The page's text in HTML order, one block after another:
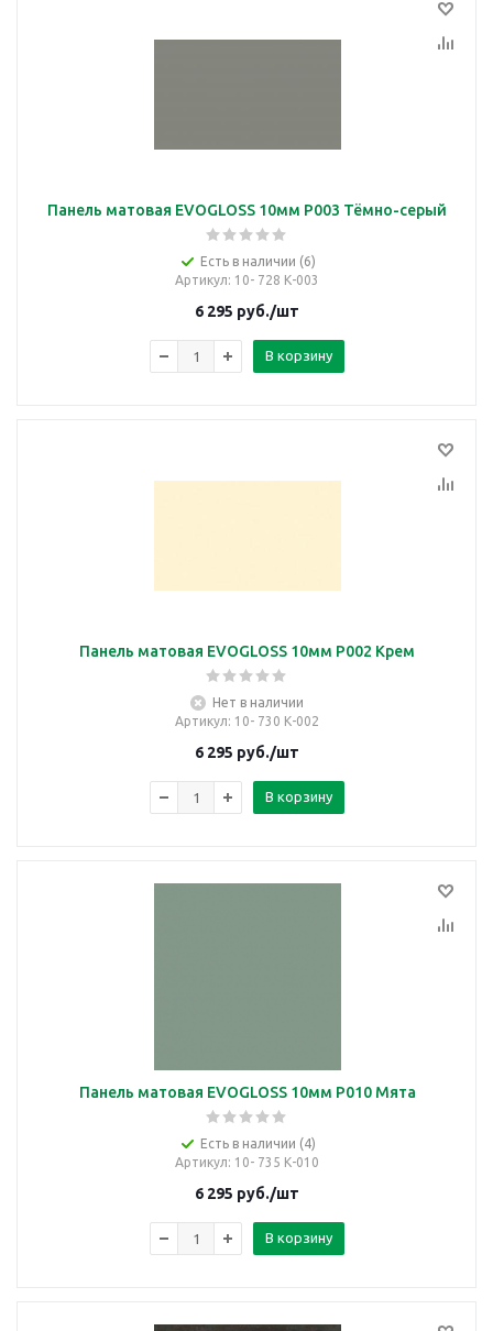
Панель матовая EVOGLOSS 10мм P003 Тёмно-серый
Есть в наличии (6)
Артикул: 10- 728 К-003
6 295 руб./шт
В корзину
Панель матовая EVOGLOSS 10мм P002 Крем
Нет в наличии
Артикул: 10- 730 К-002
6 295 руб./шт
В корзину
Панель матовая EVOGLOSS 10мм P010 Мята
Есть в наличии (4)
Артикул: 10- 735 К-010
6 295 руб./шт
В корзину